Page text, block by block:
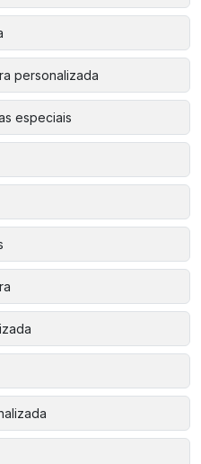
personalizada
especiais